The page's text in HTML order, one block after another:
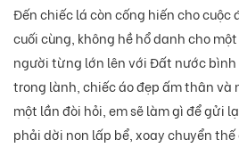
Đến chiếc lá còn cống hiến cho cuộc
cuối cùng, không hề hổ danh cho
người từng lớn lên với Đất nước bình
trong lành, chiếc áo đẹp ấm thân và
một lần đòi hỏi, em sẽ làm gì để gửi
phải dời non lấp bể, xoay chuyển thế